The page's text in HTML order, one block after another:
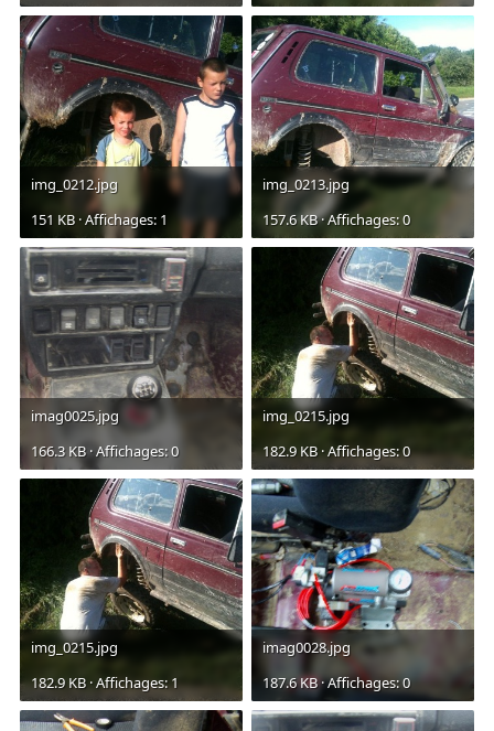
img_0212.jpg
151 KB · Affichages: 1
img_0213.jpg
157.6 KB · Affichages: 0
imag0025.jpg
166.3 KB · Affichages: 0
img_0215.jpg
182.9 KB · Affichages: 0
img_0215.jpg
182.9 KB · Affichages: 1
imag0028.jpg
187.6 KB · Affichages: 0